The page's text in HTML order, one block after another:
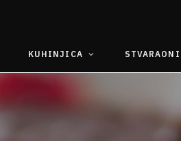
KUHINJICA